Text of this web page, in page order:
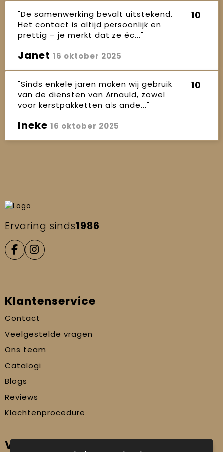
"De samenwerking bevalt uitstekend.
Het contact is altijd persoonlijk en
prettig – je merkt dat ze éc..."
10
Janet 16 oktober 2025
"Sinds enkele jaren maken wij gebruik
van de diensten van Arnauld, zowel
voor kerstpakketten als ande..."
10
Ineke 16 oktober 2025
Ervaring sinds1986
Klantenservice
Contact
Veelgestelde vragen
Ons team
Catalogi
Blogs
Reviews
Klachtenprocedure
Veilig winkelen